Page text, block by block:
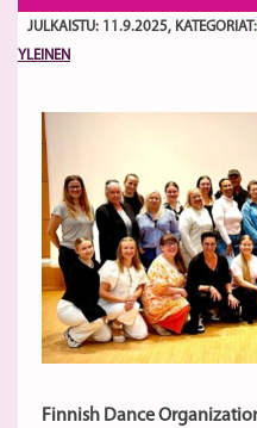
JULKAISTU: 11.9.2025, KATEGORIAT:
YLEINEN
Finnish Dance